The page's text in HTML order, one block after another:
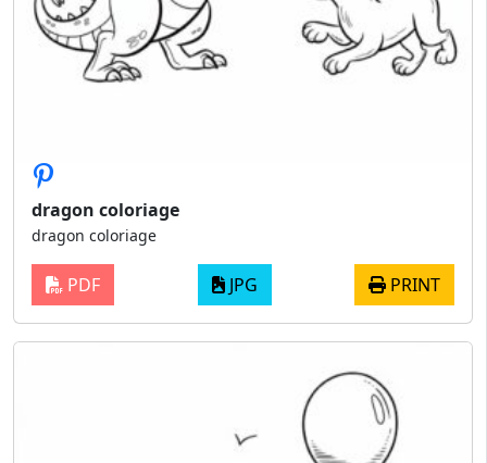
dragon coloriage
dragon coloriage
PDF JPG PRINT